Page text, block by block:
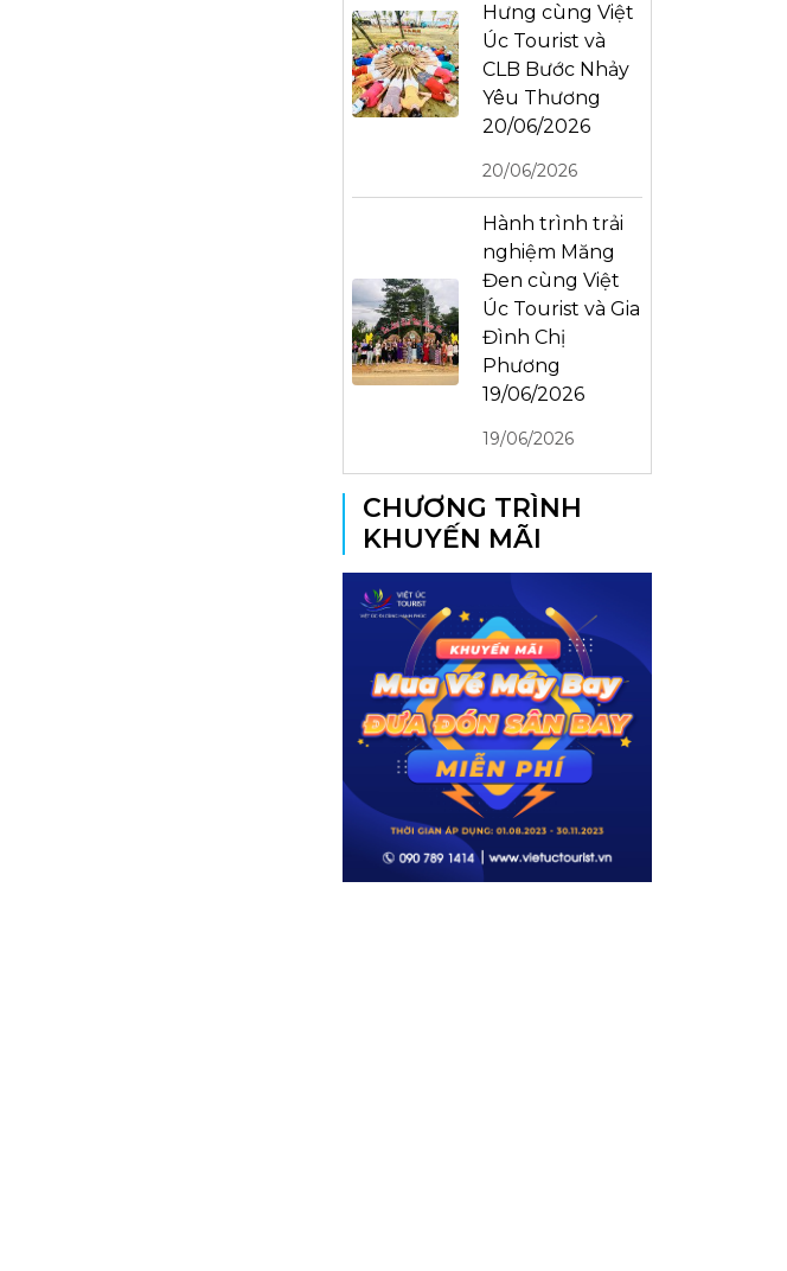
Hưng cùng Việt
Úc Tourist và
CLB Bước Nhảy
Yêu Thương
20/06/2026
20/06/2026
Hành trình trải
nghiệm Măng
Đen cùng Việt
Úc Tourist và Gia
Đình Chị
Phương
19/06/2026
19/06/2026
CHƯƠNG TRÌNH
KHUYẾN MÃI